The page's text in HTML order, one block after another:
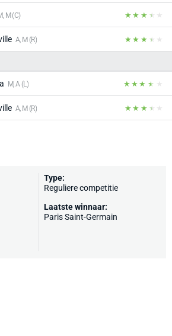
M (C)
A, M (R)
M, A (L)
A, M (R)
Type:
Reguliere competitie
Laatste winnaar:
Paris Saint-Germain